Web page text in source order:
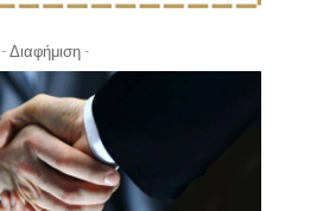
- Διαφήμιση -